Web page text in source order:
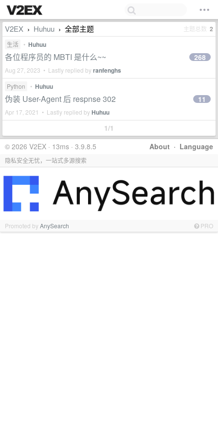
V2EX › Huhuu › 全部主题 主题总数 2
生活 • Huhuu
各位程序员的 MBTI 是什么~~
Aug 27, 2023 • Lastly replied byranfenghs
268
Python • Huhuu
伪装 User-Agent 后 respnse 302
Apr 17, 2021 • Lastly replied byHuhuu
11
1/1
About · Language
© 2026 V2EX · 13ms · 3.9.8.5
隐私安全无忧，一站式多源搜索
Promoted byAnySearch PRO